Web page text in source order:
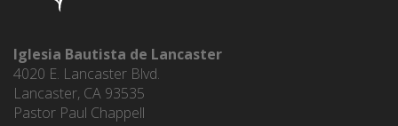
Iglesia Bautista de Lancaster
4020 E. Lancaster Blvd.
Lancaster, CA 93535
Pastor Paul Chappell